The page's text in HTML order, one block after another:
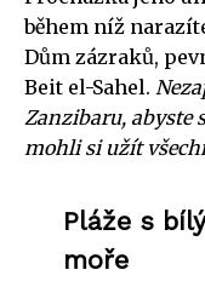
během níž
Dům zázraků,
Beit el-Sahel.
Zanzibaru, abyste
mohli si užít
Pláže s
moře